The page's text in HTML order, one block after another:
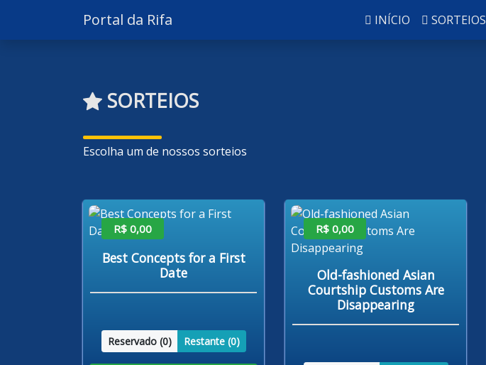
Portal da Rifa INÍCIO SORTEIOS
SORTEIOS
Escolha um de nossos sorteios
R$ 0,00
Best Concepts for a First
Date
Reservado (0) Restante (0)
R$ 0,00
Old-fashioned Asian
Courtship Customs Are
Disappearing